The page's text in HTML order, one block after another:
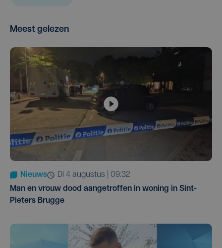
Meest gelezen
Nieuws
di 4 augustus | 09:32
Man en vrouw dood aangetroffen in woning in Sint-
Pieters Brugge